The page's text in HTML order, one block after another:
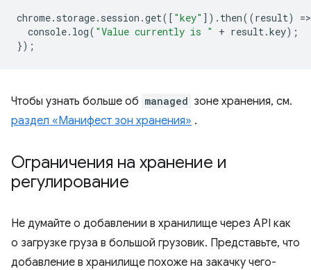
chrome. storage. session .get([ "key" ]). then((result) =>
console. log( "Value currently is " + result.key);
});
Чтобы узнать больше об managed зоне хранения, см.
раздел «Манифест зон хранения» .
Ограничения на хранение и
регулирование
Не думайте о добавлении в хранилище через API как
о загрузке груза в большой грузовик. Представьте, что
добавление в хранилище похоже на закачку чего-